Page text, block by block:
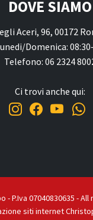
DOVE SIAMO
Aceri, 96, 00172
Domenica:
Telefono: 06 2324
Ci trovi anche qui:
- P.Iva 07040830635 -
siti internet